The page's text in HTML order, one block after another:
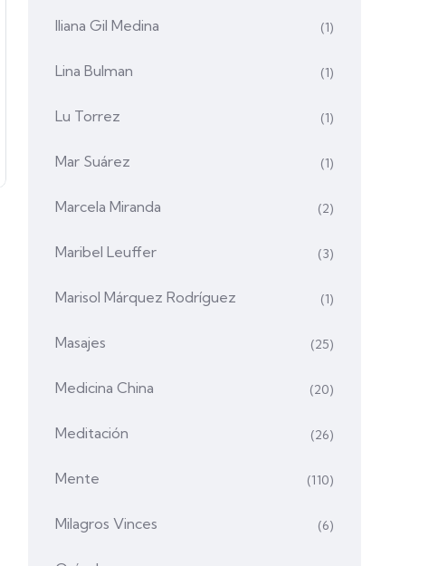
Iliana Gil Medina (1)
Lina Bulman (1)
Lu Torrez (1)
Mar Suárez (1)
Marcela Miranda (2)
Maribel Leuffer (3)
Marisol Márquez Rodríguez (1)
Masajes (25)
Medicina China (20)
Meditación (26)
Mente (110)
Milagros Vinces (6)